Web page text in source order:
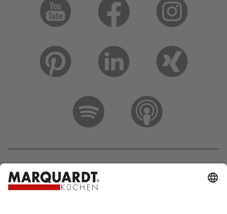
Hotline 0800 133 133 0
info@marquardt-kuechen.de